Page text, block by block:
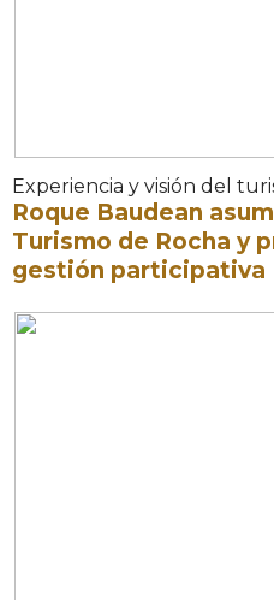
Experiencia y visión del
Roque Baudean
Turismo de Rocha y
gestión participativa